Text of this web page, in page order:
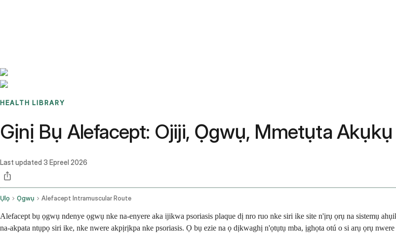
HEALTH LIBRARY
Gịnị Bụ Alefacept: Ojiji, Ọgwụ, Mmetụta
Last updated 3 Epreel 2026
Ụlọ Ọgwụ Alefacept Intramuscular Route
Alefacept bụ ọgwụ ndenye ọgwụ nke na-enyere aka ijikwa psoriasis plaque dị nro ruo nke siri ike site n'ịrụ ọrụ na sistemụ
na-akpata ntụpọ siri ike, nke nwere akpịrịkpa nke psoriasis. Ọ bụ ezie na ọ dịkwaghị n'ọtụtụ mba, ịghọta otú o si arụ ọrụ